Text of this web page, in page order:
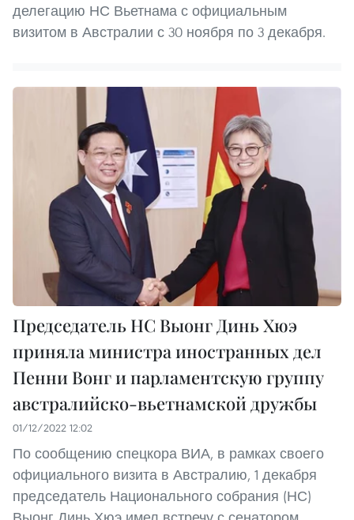
делегацию НС Вьетнама с официальным
визитом в Австралии с 30 ноября по 3 декабря.
Председатель НС Выонг Динь Хюэ
приняла министра иностранных дел
Пенни Вонг и парламентскую группу
австралийско-вьетнамской дружбы
01/12/2022 12:02
По сообщению спецкора ВИА, в рамках своего
официального визита в Австралию, 1 декабря
председатель Национального собрания (НС)